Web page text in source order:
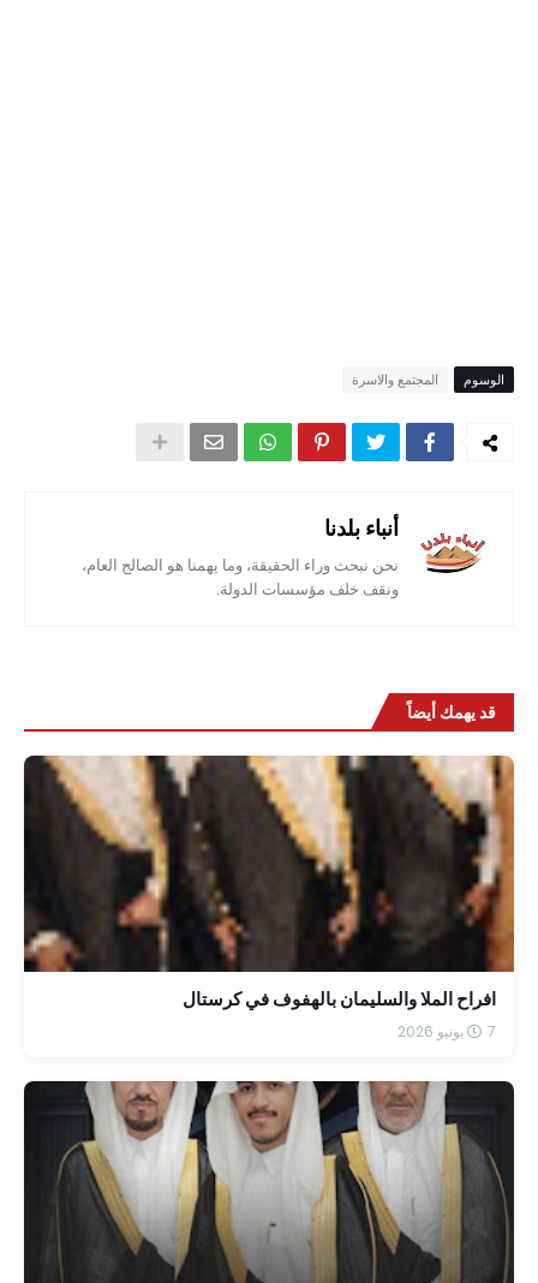
الوسوم المجتمع والاسرة
أنباء بلدنا
نحن نبحث وراء الحقيقة، وما يهمنا هو الصالح العام،
ونقف خلف مؤسسات الدولة.
قد يهمك أيضاً
افراح الملا والسليمان بالهفوف في كرستال
7 يونيو 2026